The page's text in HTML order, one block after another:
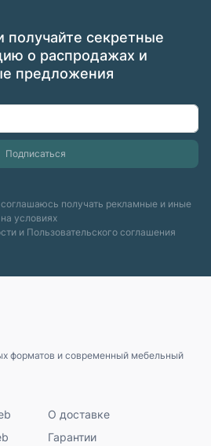
получайте секретные
о распродажах и
предложения
получать рекламные и иные
условиях
и Пользовательского соглашения
форматов и современный мебельный
О доставке
Гарантии